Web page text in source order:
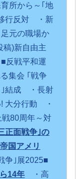
所から～｢地
行反対 ・新
元の職場か
)新自由主
■反戦平和運
集会 ｢戦争
結成 ・長射
大分行動 ・
戦80周年～対
正面戦争｣の
国アメリ
争｣展2025■
14年 ・高